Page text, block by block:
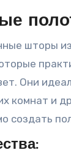
шторы
Они
комнат и
создать